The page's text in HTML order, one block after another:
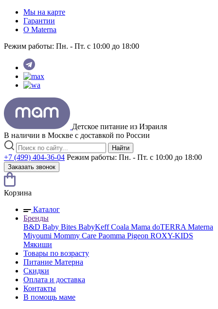
Мы на карте
Гарантии
O Materna
Режим работы: Пн. - Пт. с 10:00 до 18:00
Детское питание из Израиля
В наличии в Москве с доставкой по России
Найти
+7 (499) 404-36-04 Режим работы: Пн. - Пт. с 10:00 до 18:00
Заказать звонок
Корзина
Каталог
Бренды
B&D Baby Bites BabyKeffCoala Mama doTERRA Materna
Miyoumi Mommy Care Paomma Pigeon ROXY-KIDS
Мякиши
Товары по возрасту
Питание Матерна
Скидки
Оплата и доставка
Контакты
В помощь маме